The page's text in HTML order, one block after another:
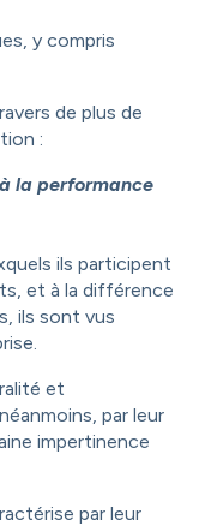
y compris
de plus de
:
la performance
ils participent
et à la différence
ils sont vus
et
par leur
impertinence
par leur